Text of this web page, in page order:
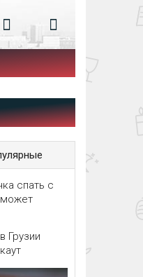
спать с
Грузии